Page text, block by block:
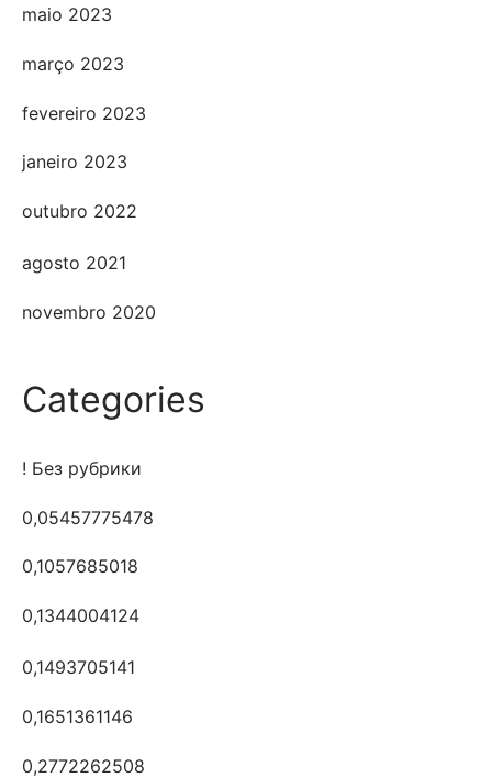
maio 2023
março 2023
fevereiro 2023
janeiro 2023
outubro 2022
agosto 2021
novembro 2020
Categories
! Без рубрики
0,05457775478
0,1057685018
0,1344004124
0,1493705141
0,1651361146
0,2772262508